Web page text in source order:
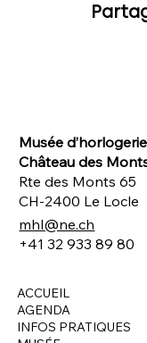
Musée
Château des
Rte des Monts 65
CH-2400 Le Locle
mhl@ne.ch
+41 32 933 89 80
ACCUEIL
AGENDA
INFOS PRATIQUES